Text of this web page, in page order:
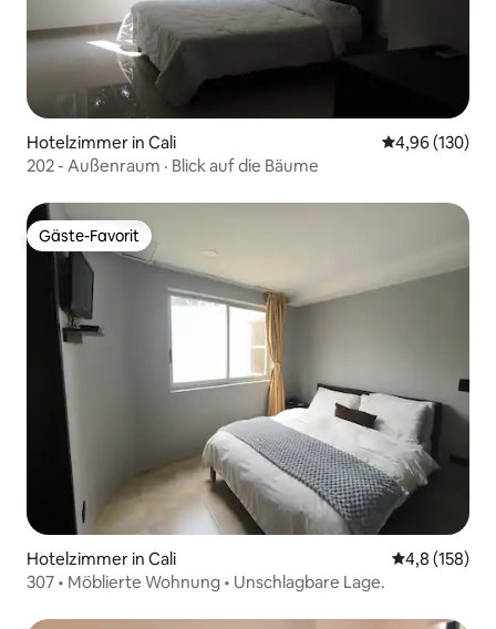
Hotelzimmer in Cali
4,96 (130)
202 - Außenraum · Blick auf die Bäume
Gäste-Favorit
Gäste-Favorit
Hotelzimmer in Cali
4,8 (158)
307 • Möblierte Wohnung • Unschlagbare Lage.